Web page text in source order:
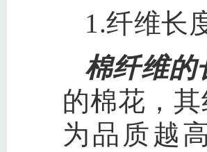
1.纤维长
棉纤维的
的棉花，
为品质越